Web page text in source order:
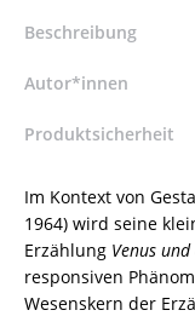
Antiquar
Leo
–
Nieswandt
9783826079979
Beschreibung
Autor*innen
Produktsicherheit
Im Kontext von
1964) wird seine
Erzählung Venus
responsiven
Wesenskern der